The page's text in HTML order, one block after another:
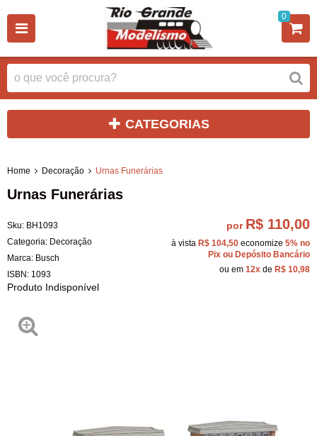
0
CATEGORIAS
Home Decoração Urnas Funerárias
Urnas Funerárias
Sku: BH1093
Categoria: Decoração
Marca: Busch
ISBN: 1093
Produto Indisponível
por R$ 110,00
à vista R$ 104,50 economize 5% no
Pix ou Depósito Bancário
ou em 12x de R$ 10,98